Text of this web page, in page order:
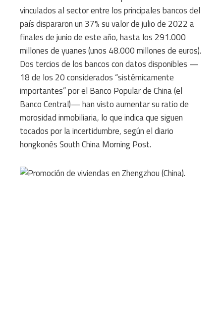
vinculados al sector entre los principales bancos del
país dispararon un 37% su valor de julio de 2022 a
finales de junio de este año, hasta los 291.000
millones de yuanes (unos 48.000 millones de euros).
Dos tercios de los bancos con datos disponibles —
18 de los 20 considerados “sistémicamente
importantes” por el Banco Popular de China (el
Banco Central)— han visto aumentar su ratio de
morosidad inmobiliaria, lo que indica que siguen
tocados por la incertidumbre, según el diario
hongkonés South China Morning Post.